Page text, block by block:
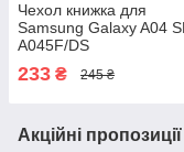
Чехол книжка для
Samsung Galaxy A04
A045F/DS
233 ₴ 245 ₴
Акційні